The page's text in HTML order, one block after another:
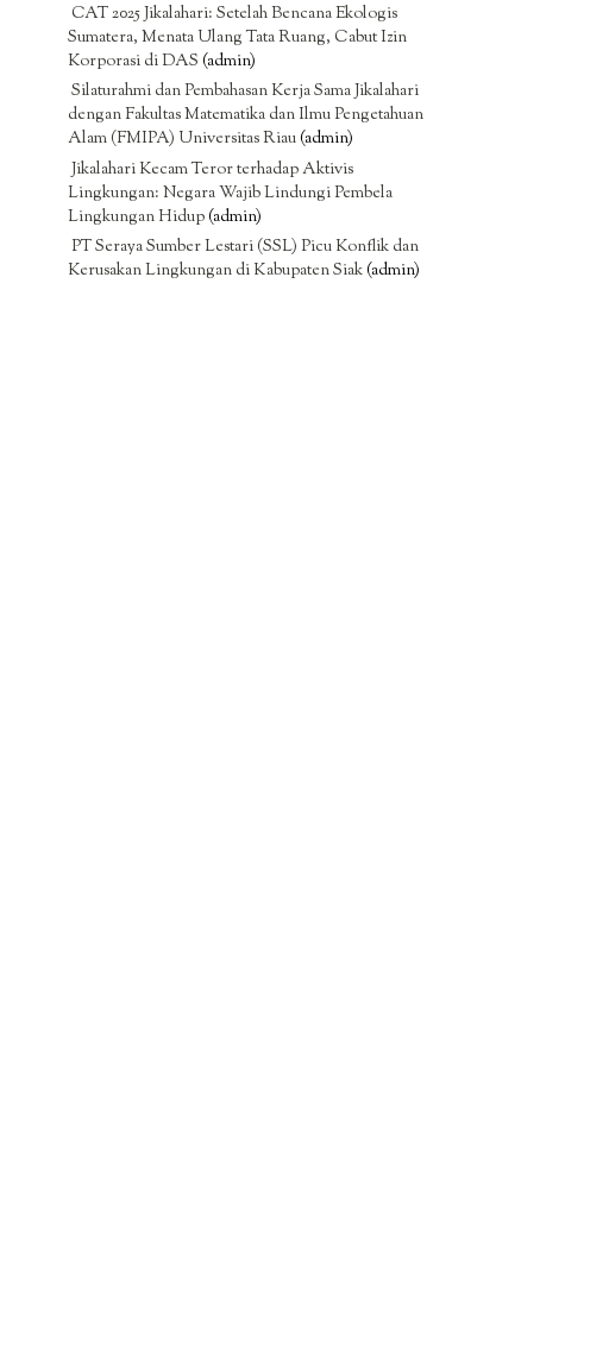
CAT 2025 Jikalahari: Setelah Bencana Ekologis
Sumatera, Menata Ulang Tata Ruang, Cabut Izin
Korporasi di DAS (admin)
Silaturahmi dan Pembahasan Kerja Sama Jikalahari
dengan Fakultas Matematika dan Ilmu Pengetahuan
Alam (FMIPA) Universitas Riau(admin)
Jikalahari Kecam Teror terhadap Aktivis
Lingkungan: Negara Wajib Lindungi Pembela
Lingkungan Hidup(admin)
PT Seraya Sumber Lestari (SSL) Picu Konflik dan
Kerusakan Lingkungan di Kabupaten Siak(admin)